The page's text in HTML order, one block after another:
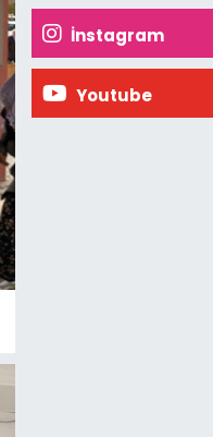
İnstagram
Youtube